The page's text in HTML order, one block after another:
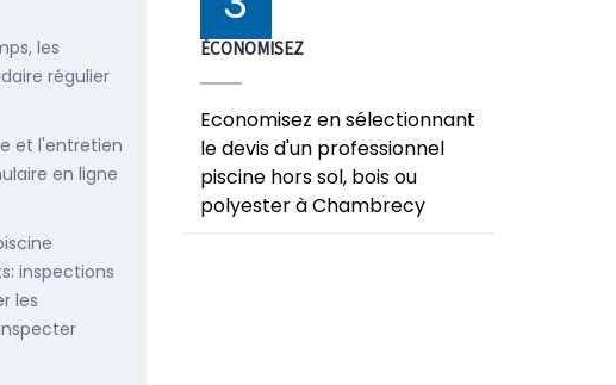
les
régulier
et l'entretien
en ligne
inspections
les
ÉCONOMISEZ
Economisez en sélectionnant
le devis d'un professionnel
piscine hors sol, bois ou
polyester à Chambrecy